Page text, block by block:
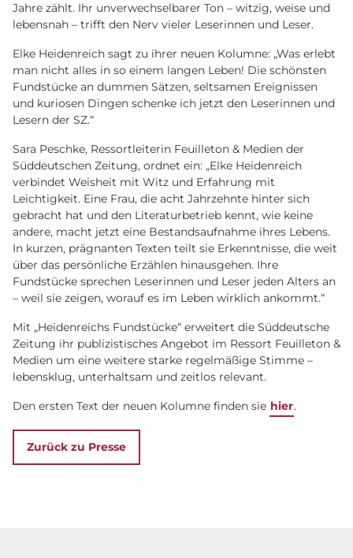
Jahre zählt. Ihr unverwechselbarer Ton – witzig, weise und
lebensnah – trifft den Nerv vieler Leserinnen und Leser.
Elke Heidenreich sagt zu ihrer neuen Kolumne: „Was erlebt
man nicht alles in so einem langen Leben! Die schönsten
Fundstücke an dummen Sätzen, seltsamen Ereignissen
und kuriosen Dingen schenke ich jetzt den Leserinnen und
Lesern der SZ.“
Sara Peschke, Ressortleiterin Feuilleton & Medien der
Süddeutschen Zeitung, ordnet ein: „Elke Heidenreich
verbindet Weisheit mit Witz und Erfahrung mit
Leichtigkeit. Eine Frau, die acht Jahrzehnte hinter sich
gebracht hat und den Literaturbetrieb kennt, wie keine
andere, macht jetzt eine Bestandsaufnahme ihres Lebens.
In kurzen, prägnanten Texten teilt sie Erkenntnisse, die weit
über das persönliche Erzählen hinausgehen. Ihre
Fundstücke sprechen Leserinnen und Leser jeden Alters an
– weil sie zeigen, worauf es im Leben wirklich ankommt.“
Mit „Heidenreichs Fundstücke“ erweitert die Süddeutsche
Zeitung ihr publizistisches Angebot im Ressort Feuilleton &
Medien um eine weitere starke regelmäßige Stimme –
lebensklug, unterhaltsam und zeitlos relevant.
Den ersten Text der neuen Kolumne finden sie hier.
Zurück zu Presse